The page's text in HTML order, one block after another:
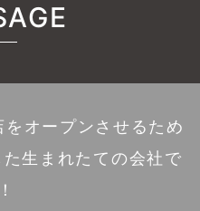
オープンさせるため
生まれたての会社で